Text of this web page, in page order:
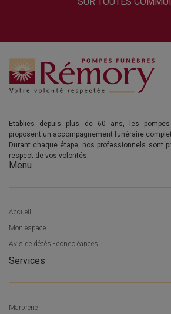
Etablies depuis plus de 60 ans, les
proposent un accompagnement funéraire
Durant chaque étape, nos professionnels sont
respect de vos volontés.
Menu
Accueil
Mon espace
Avis de décès - condoléances
Services
Marbrerie